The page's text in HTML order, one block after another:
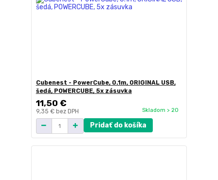
Cubenest - PowerCube, 0.1m, ORIGINAL USB,
šedá, POWERCUBE, 5x zásuvka
11,50 €
9,35 € bez DPH Skladom > 20
Pridať do košíka